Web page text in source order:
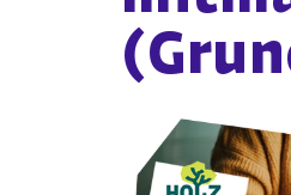
FAQ häufige Fragen